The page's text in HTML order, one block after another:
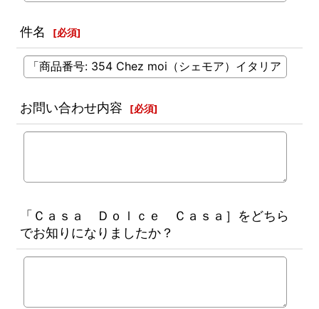
件名 [必須]
お問い合わせ内容 [必須]
「Ｃａｓａ Ｄｏｌｃｅ Ｃａｓａ］をどちら
でお知りになりましたか？